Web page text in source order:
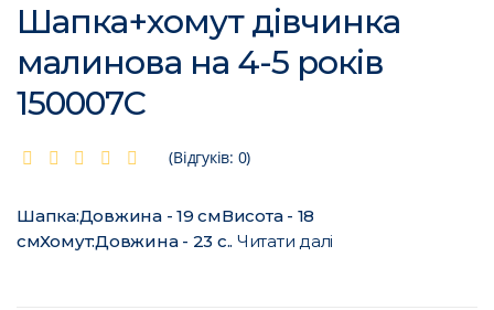
Шапка+хомут дівчинка
малинова на 4-5 років
150007C
(Відгуків: 0)
Шапка:Довжина - 19 смВисота - 18
смХомут:Довжина - 23 с.. Читати далі